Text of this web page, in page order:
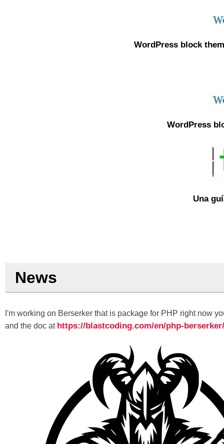
WordPress block
WordPress
Una
News
I'm working on Berserker that is package for PHP right now
and the doc at https://blastcoding.com/en/php-berserker/